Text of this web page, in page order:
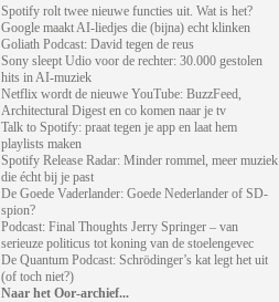
Spotify rolt twee nieuwe functies uit. Wat is het?
Google maakt AI-liedjes die (bijna) echt klinken
Goliath Podcast: David tegen de reus
Sony sleept Udio voor de rechter: 30.000 gestolen
hits in AI-muziek
Netflix wordt de nieuwe YouTube: BuzzFeed,
Architectural Digest en co komen naar je tv
Talk to Spotify: praat tegen je app en laat hem
playlists maken
Spotify Release Radar: Minder rommel, meer muziek
die écht bij je past
De Goede Vaderlander: Goede Nederlander of SD-
spion?
Podcast: Final Thoughts Jerry Springer – van
serieuze politicus tot koning van de stoelengevec
De Quantum Podcast: Schrödinger’s kat legt het uit
(of toch niet?)
Naar het Oor-archief...